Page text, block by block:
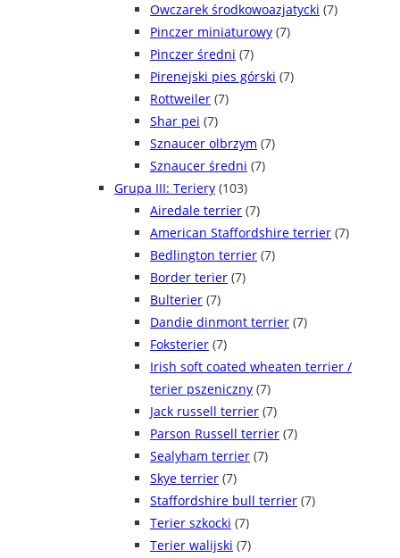
Owczarek środkowoazjatycki (7)
Pinczer miniaturowy (7)
Pinczer średni (7)
Pirenejski pies górski (7)
Rottweiler (7)
Shar pei (7)
Sznaucer olbrzym (7)
Sznaucer średni (7)
Grupa III: Teriery (103)
Airedale terrier (7)
American Staffordshire terrier (7)
Bedlington terrier (7)
Border terier (7)
Bulterier (7)
Dandie dinmont terrier (7)
Foksterier (7)
Irish soft coated wheaten terrier /
terier pszeniczny (7)
Jack russell terrier (7)
Parson Russell terrier (7)
Sealyham terrier (7)
Skye terrier (7)
Staffordshire bull terrier (7)
Terier szkocki (7)
Terier walijski (7)